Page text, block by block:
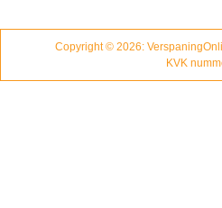
Copyright © 2026:
KVK